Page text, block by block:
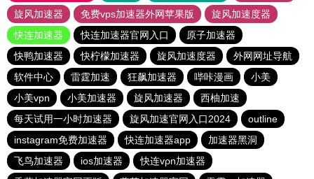
旋风加速器
免费vps加速器外网苹果版
旋风加速度器
快连加速器
快连加速器官网入口
原子加速器
快鸭加速器
快柠檬加速器 旋风加速度器
外网网址导航
软件中心
雷霆加速 狂飙加速器 哔咔漫画
小美
小美vpn
小美加速器 旋风加速器
西柚加速
每天试用一小时加速器
旋风加速官网入口2024
outline
instagram免费加速器
快连加速器app
加速器黑洞
飞鸟加速器
ios加速器
快连vρn加速器